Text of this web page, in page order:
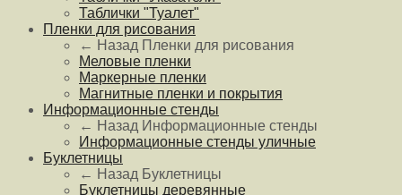
Таблички "Туалет"
Пленки для рисования
← Назад Пленки для рисования
Меловые пленки
Маркерные пленки
Магнитные пленки и покрытия
Информационные стенды
← Назад Информационные стенды
Информационные стенды уличные
Буклетницы
← Назад Буклетницы
Буклетницы деревянные